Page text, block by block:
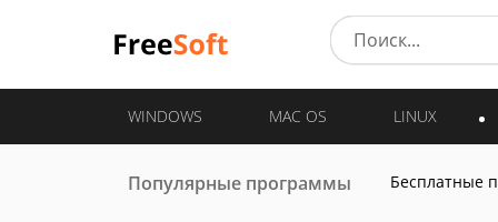
WINDOWS MAC OS LINUX
Популярные программы Бесплатные